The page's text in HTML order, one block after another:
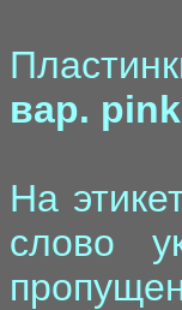
вар.
На
слово